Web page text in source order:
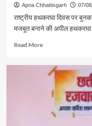
Apna Chhattisgarh 07/
राष्ट्रीय हथकरघा दिवस पर
मजबूत बनाने की अपील हथकरघा
Read MoreRead
पर्यटन
संस्कृति
राजेश
अग्रवाल